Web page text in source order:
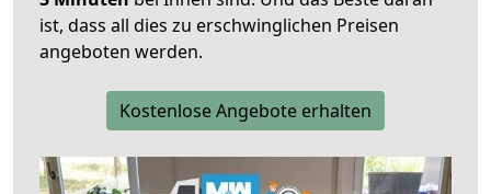
ist, dass all dies zu erschwinglichen Preisen
angeboten werden.
Kostenlose Angebote erhalten